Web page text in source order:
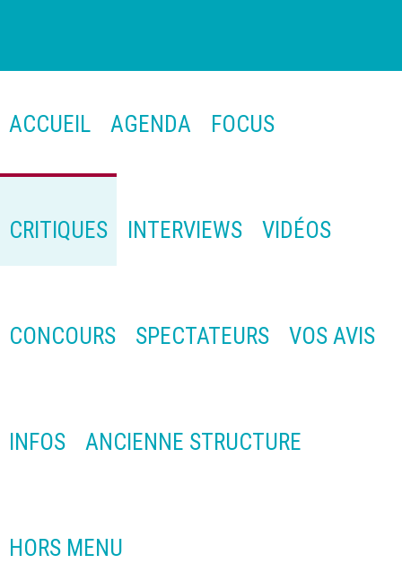
ACCUEIL AGENDA FOCUS
CRITIQUES INTERVIEWS VIDÉOS
CONCOURS SPECTATEURS VOS AVIS
INFOS ANCIENNE STRUCTURE
HORS MENU